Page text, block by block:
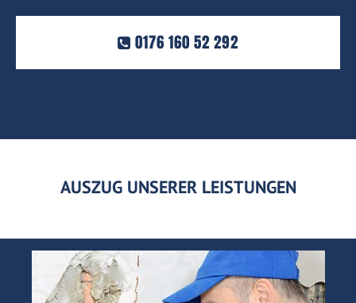
0176 160 52 292
AUSZUG UNSERER LEISTUNGEN